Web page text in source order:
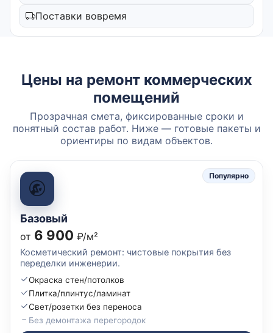
Поставки вовремя
Цены на ремонт коммерческих
помещений
Прозрачная смета, фиксированные сроки и
понятный состав работ. Ниже — готовые пакеты и
ориентиры по видам объектов.
Популярно
Базовый
от 6 900 ₽/м²
Косметический ремонт: чистовые покрытия без
переделки инженерии.
Окраска стен/потолков
Плитка/плинтус/ламинат
Свет/розетки без переноса
Без демонтажа перегородок